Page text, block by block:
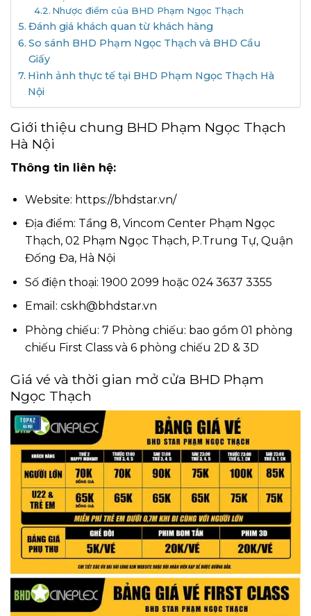
Nhược điểm của BHD Phạm Ngọc Thạch
Đánh giá khách quan từ khách hàng
So sánh BHD Phạm Ngọc Thạch và BHD Cầu
Giấy
Hình ảnh thực tế tại BHD Phạm Ngọc Thạch Hà
Nội
Giới thiệu chung BHD Phạm Ngọc Thạch
Hà Nội
Thông tin liên hệ:
Website: https://bhdstar.vn/
Địa điểm: Tầng 8, Vincom Center Phạm Ngọc
Thạch, 02 Phạm Ngọc Thạch, P.Trung Tự, Quận
Đống Đa, Hà Nội
Số điện thoại: 1900 2099 hoặc 024 3637 3355
Email: cskh@bhdstar.vn
Phòng chiếu: 7 Phòng chiếu: bao gồm 01 phòng
chiếu First Class và 6 phòng chiếu 2D & 3D
Giá vé và thời gian mở cửa BHD Phạm
Ngọc Thạch